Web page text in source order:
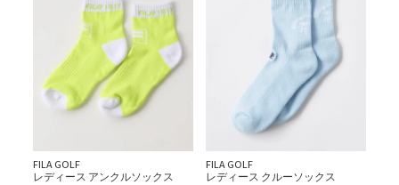
FILA GOLF
レディース アンクルソックス
FILA GOLF
レディース クルーソックス